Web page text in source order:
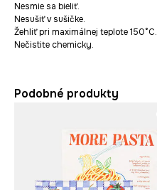
Nesmie sa bieliť.
Nesušiť v sušičke.
Žehliť pri maximálnej teplote 150°C.
Nečistite chemicky.
Podobné produkty